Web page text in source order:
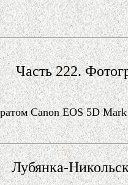
Часть 222.
Canon EOS 5D Mark
Лубянка-